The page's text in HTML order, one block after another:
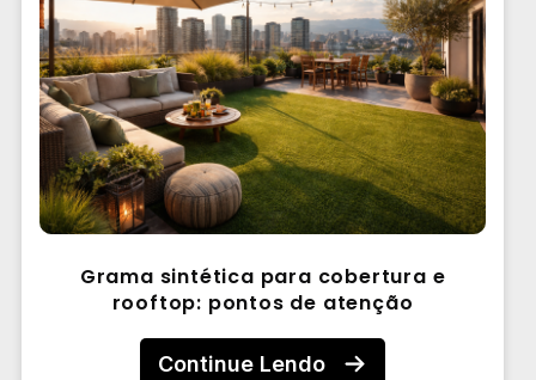
Grama sintética para cobertura e
rooftop: pontos de atenção
Continue Lendo